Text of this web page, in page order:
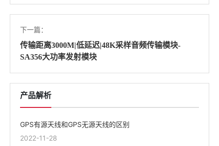
下一篇：
传输距离3000M|低延迟|48K采样音频传输模块-
SA356大功率发射模块
产品解析
GPS有源天线和GPS无源天线的区别
2022-11-28